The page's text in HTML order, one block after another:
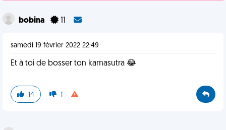
bobina
samedi 19 février 2022 22:49
Et à toi de bosser ton kamasutra 😂
14 1